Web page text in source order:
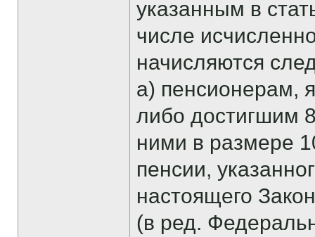
указанным в
числе
начисляются
а) пенсионерам,
либо достигшим
ними в размере
пенсии,
настоящего
(в ред.